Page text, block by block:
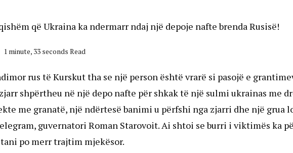
që Ukraina ka ndermarr ndaj një depoje nafte brenda Rusisë!
1 minute, 33 seconds Read
rus të Kurskut tha se një person është vrarë si pasojë e
shpërtheu në një depo nafte për shkak të një sulmi ukrainas me
me granatë, një ndërtesë banimi u përfshi nga zjarri dhe një grua
guvernatori Roman Starovoit. Ai shtoi se burri i viktimës ka
po merr trajtim mjekësor.